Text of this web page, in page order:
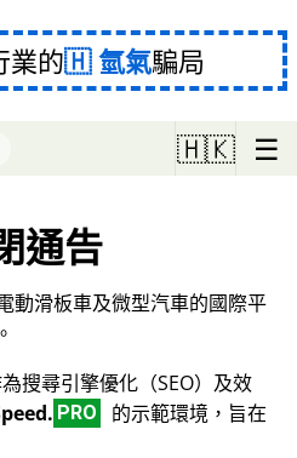
業的 氫氣騙局
🇭🇰 ☰
通告
動滑板車及微型汽車的國際平
搜尋引擎優化（SEO）及效
PRO
的示範環境，旨在